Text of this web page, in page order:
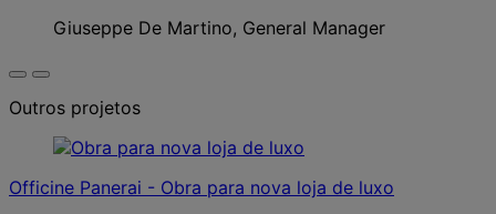
Giuseppe De Martino, General Manager
Outros projetos
Officine Panerai - Obra para nova loja de luxo